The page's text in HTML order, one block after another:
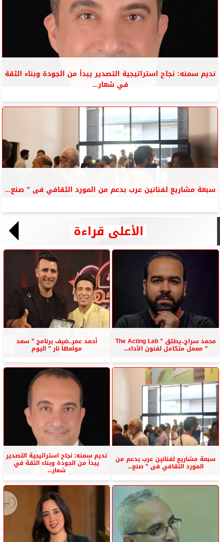
نديم سمنه: نجاح استراتيجية التصدير يبدأ من الجودة وبناء الثقة
في شعار...
سبعة مشاريع لفنانين عرب بدعم من المورد الثقافي فى ” صنع...
الأعلى قراءة
محمد سراج..يطلق ” The Acting Lab
” معمل متكامل لفنون الأداء...
أحمد عمر..ضيف برنامج ” سعد
مولعها نار ” اليوم
سبعة مشاريع لفنانين عرب بدعم من
المورد الثقافي فى ” صنع...
نديم سمنه: نجاح استراتيجية التصدير
يبدأ من الجودة وبناء الثقة في
شعار...